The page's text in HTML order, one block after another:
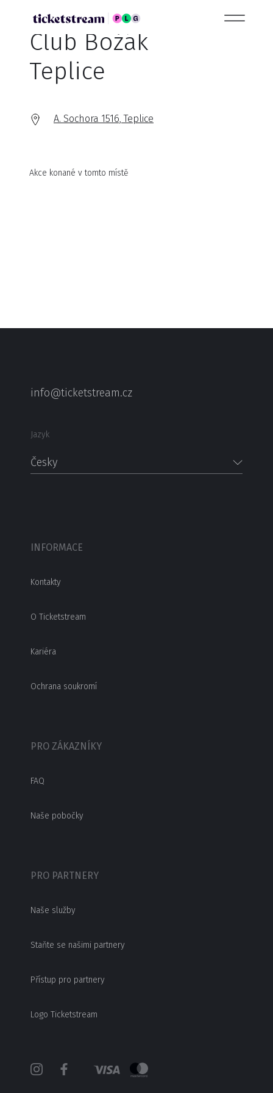
Club Božák
Teplice
A. Sochora 1516, Teplice
Akce konané v tomto místě
info@ticketstream.cz
Jazyk
Česky
INFORMACE
Kontakty
O Ticketstream
Kariéra
Ochrana soukromí
PRO ZÁKAZNÍKY
FAQ
Naše pobočky
PRO PARTNERY
Naše služby
Staňte se našimi partnery
Přístup pro partnery
Logo Ticketstream